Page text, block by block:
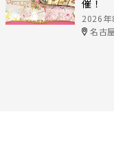
催！
2026年
名古